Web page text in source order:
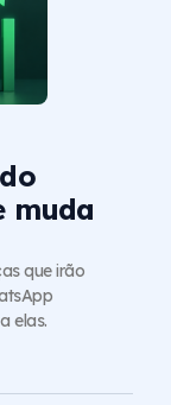
muda
que irão
elas.